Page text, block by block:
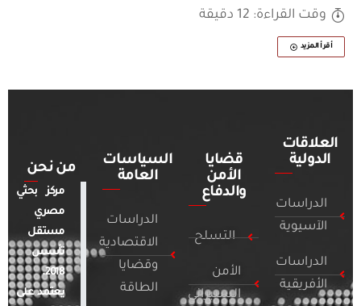
وقت القراءة: 12 دقيقة
أقرأ المزيد
العلاقات
الدولية
الدراسات
الآسيوية
الدراسات
الأفريقية
قضايا
الأمن
والدفاع
التسلح
الأمن
السيبراني
السياسات
العامة
الدراسات
الاقتصادية
وقضايا
الطاقة
من نحن
مركز بحثي
مصري
مستقل
تأسس
2018.
يعتمد على